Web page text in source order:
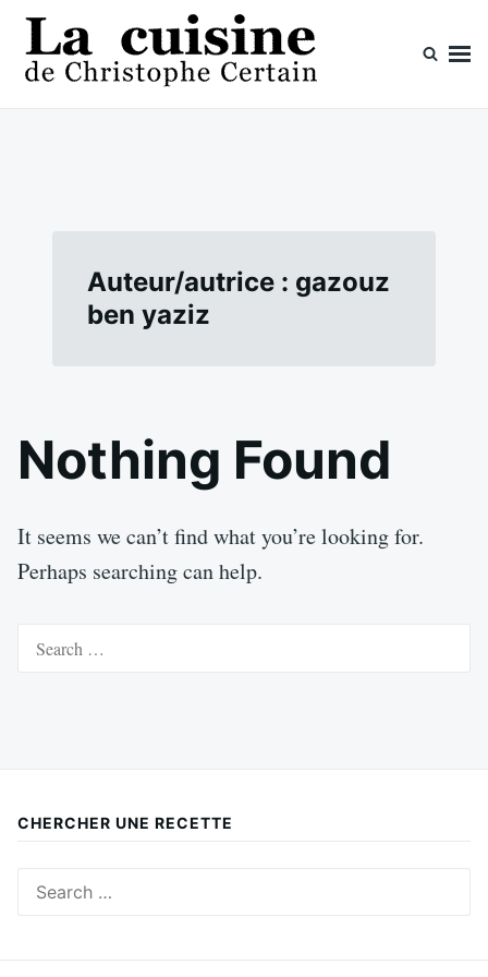
Skip
content
Search
for:
Auteur/autrice : gazouz
ben yaziz
Nothing Found
It seems we can’t find what you’re looking for.
Perhaps searching can help.
Search
CHERCHER UNE RECETTE
for: